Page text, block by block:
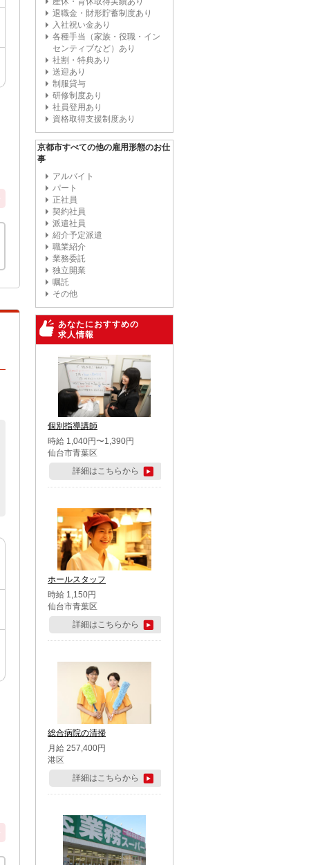
退職金・財形貯蓄制度あり
入社祝い金あり
各種手当（家族・役職・イン
センティブなど）あり
社割・特典あり
送迎あり
制服貸与
研修制度あり
社員登用あり
資格取得支援制度あり
京都市すべての他の雇用形態のお仕
事
アルバイト
パート
正社員
契約社員
派遣社員
紹介予定派遣
職業紹介
業務委託
独立開業
嘱託
その他
あなたにおすすめの
求人情報
個別指導講師
時給 1,040円〜1,390円
仙台市青葉区
詳細はこちらから
ホールスタッフ
時給 1,150円
仙台市青葉区
詳細はこちらから
総合病院の清掃
月給 257,400円
港区
詳細はこちらから